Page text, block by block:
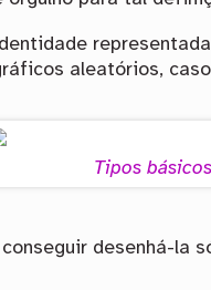
aleatórios,
Tipos
desenhá-la